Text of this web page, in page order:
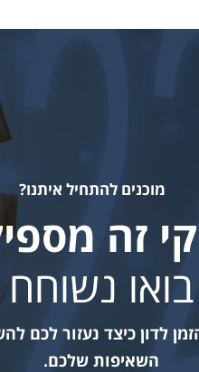
מוכנים להתחיל איתנו?
זה
בואו נשוחח
לדון כיצד נעזור לכם
השאיפות שלכם.